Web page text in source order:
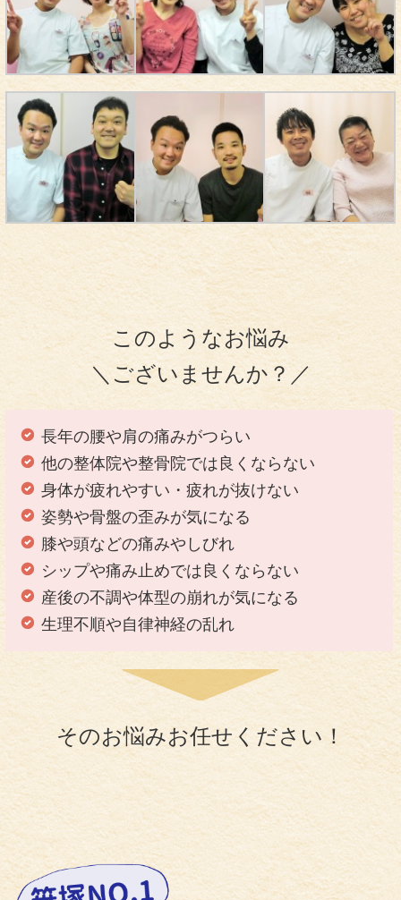
このようなお悩み
＼ございませんか？／
長年の腰や肩の痛みがつらい
他の整体院や整骨院では良くならない
身体が疲れやすい・疲れが抜けない
姿勢や骨盤の歪みが気になる
膝や頭などの痛みやしびれ
シップや痛み止めでは良くならない
産後の不調や体型の崩れが気になる
生理不順や自律神経の乱れ
そのお悩みお任せください！